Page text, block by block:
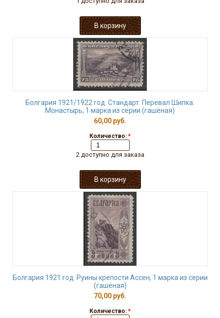
Болгария 1921/1922 год. Стандарт. Перевал Шипка.
Монастырь, 1 марка из серии (гашёная)
60,00 руб.
Количество: *
2 доступно для заказа
Болгария 1921 год. Руины крепости Ассен, 1 марка из серии
(гашёная)
70,00 руб.
Количество: *